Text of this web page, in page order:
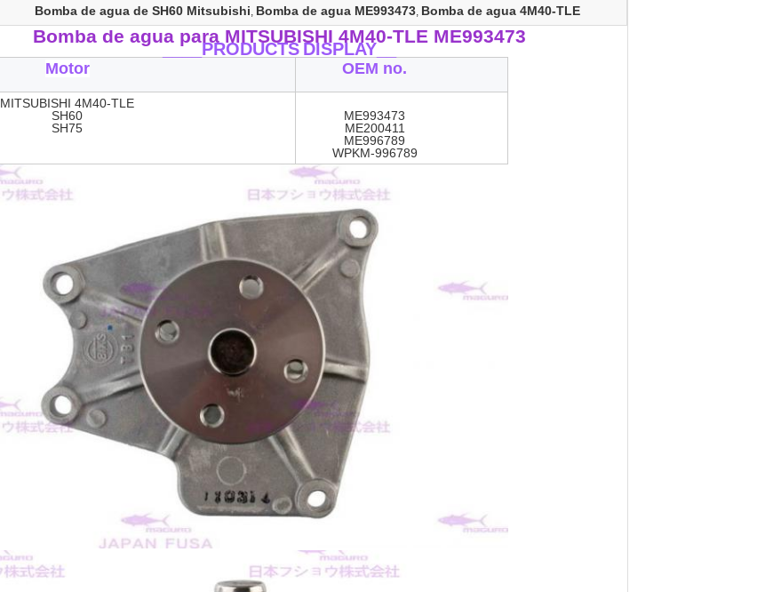
Bomba de agua de SH60 Mitsubishi, Bomba de agua ME993473, Bomba de agua 4M40-TLE
Bomba de agua para MITSUBISHI 4M40-TLE ME993473
____PRODUCTS DISPLAY__
Motor OEM no.
MITSUBISHI 4M40-TLE
SH60
SH75
ME993473
ME200411
ME996789
WPKM-996789